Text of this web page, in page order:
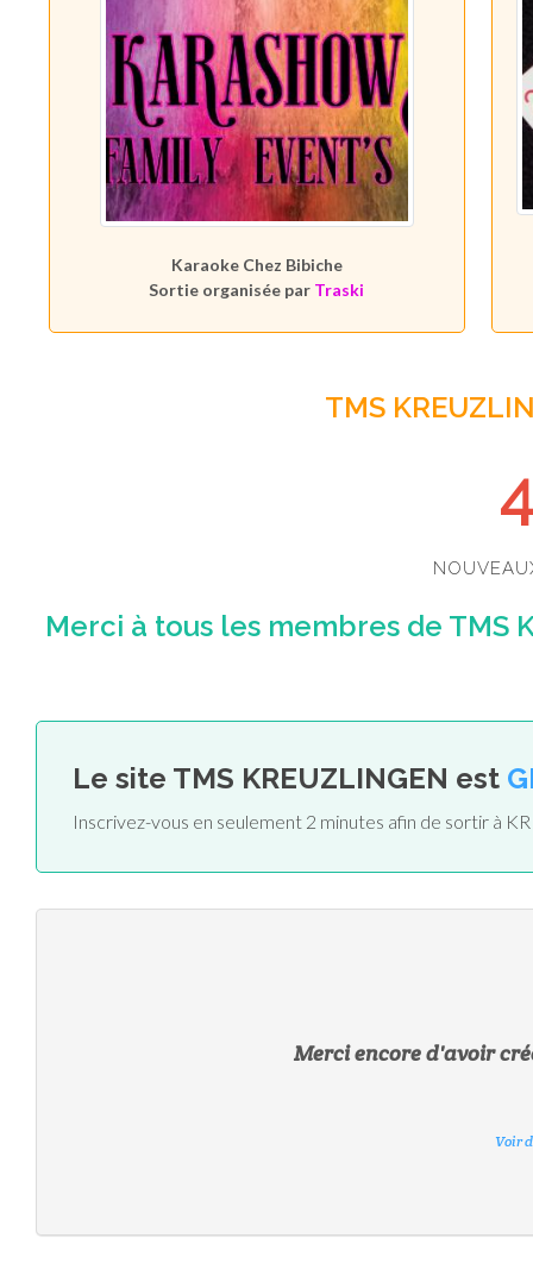
Karaoke Chez Bibiche
Sortie organisée par Traski
TMS
Merci à tous les membres de TMS
Le site TMS KREUZLINGEN est
Inscrivez-vous en seulement 2 minutes afin de sortir à
Merci encore d'avoir
Voir
Voir